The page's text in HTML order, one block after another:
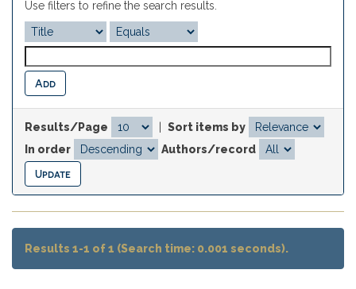
Use filters to refine the search results.
Results/Page
Sort items by
In order
Authors/record
Results 1-1 of 1 (Search time: 0.001 seconds).